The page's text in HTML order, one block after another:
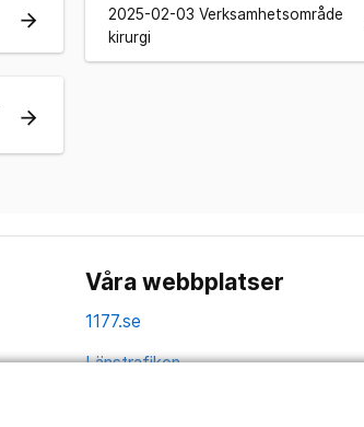
arrow_forward
2025-02-03 Verksamhetsområde
kirurgi
arrow_forward
Våra webbplatser
1177.se
Länstrafiken